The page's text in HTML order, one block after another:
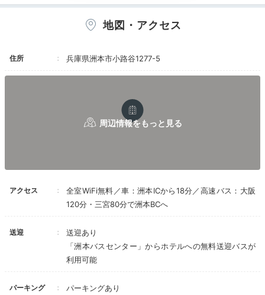
地図・アクセス
住所 兵庫県洲本市小路谷1277-5
アクセス
全室WiFi無料／車：洲本ICから18分／高速バス：大阪
120分・三宮80分で洲本BCへ
送迎
送迎あり
「洲本バスセンター」からホテルへの無料送迎バスが
利用可能
パーキング
パーキングあり